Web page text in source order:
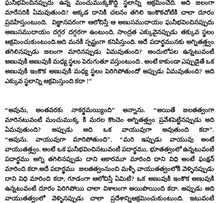
ఘనీభవించినప్పుదు ఉన్న మంచుముక్కకొద్ది స్థలాన్ని ఆక్రమించేది.
అది జలంగా
మారేసరికి ఏమవుతుంది? అక్కడ దానికి చలనం తగిలి ఇంకొకచోటికి చాలా దూరం
ప్రవహిస్తుంటుంది.
విజ్ఞానపరంగా ఆలోచిస్తే ఆ అణుసముదాయం ఘనీభవించినప్పుదు
అణుసముదాయం దగ్గర దగ్గరగా ఉంటుంది. సాంద్రత ఎక్కువైనప్పుడు తక్కువ స్థలం
ఆక్రమించుకుంటుంది.అది మనకి స్పష్టంగా కనిపిస్తుంది. అదే పదార్థమునకు అగ్నితత్త్వం
తగిలినప్పుడు జలంగా మారినప్పుడు ఏమవుతుంది?
అందులోపల ఉన్నటువంటి
అణువుకి అణువుకి మధ్య స్థలం పెరుగుతూ వస్తుంటుంది . అంటే కాకుండా ఎప్పుడైతే ఒక
అణువుకి ఇంకొక అణువుకి మధ్య స్థలం పెరిగిపోతుందో అప్పుడు ఏమవుతుంది? అది
ఎక్కువ స్థలాన్ని ఆక్రమిస్తుంది కదా !”
“అవును,
అంతవరకు నాకర్థమయ్యింది” అన్నాను. “అయితే జలతత్వంగా
మారినటువంటి మంచుముక్క కి మరల కొంచెం అగ్నితత్త్వం ప్రవేశపెట్టినప్పుడు అది
ఏమవుతుంది?
అప్పుడు అది ఒక వాయువుగా అవుతుంది కదా”.
“అవును.
వాయువుగా మారిపోతుంది”. “మరి ఇప్పుడు వాయువు అంటే
వాయుతత్త్వం. అంటే ఒక ఘనీభవించినటువంటి పదార్థము, భూతత్వంలో ఉన్నటువంటి
పదార్థము అగ్ని తగిలినప్పుడు దాని ఆకారమూ మారింది దాని విధి అంటే ఫంక్షన్
మారింది కదా.అదే పదార్థము జలతత్వంనుంచి మళ్ళీ వాయుతత్వంలోకి వెళ్ళినప్పుడు
దాని విధి మారింది కదా, గూడంగా ఆలోచిస్తే ఏమిటి? ఒక అణువుకి ఇంకొక అణువుకి
ఉన్నటువంటి దూరం పెరిగిపోయి చాలా విశాలంగా అయిపొయింది కదా. అప్పుడు అది
వాయుతత్వంలో వెళ్ళినప్పుడు చాలా ప్రదేశాన్నిఆక్రమించుకుంటుంది. ఇటువంటి